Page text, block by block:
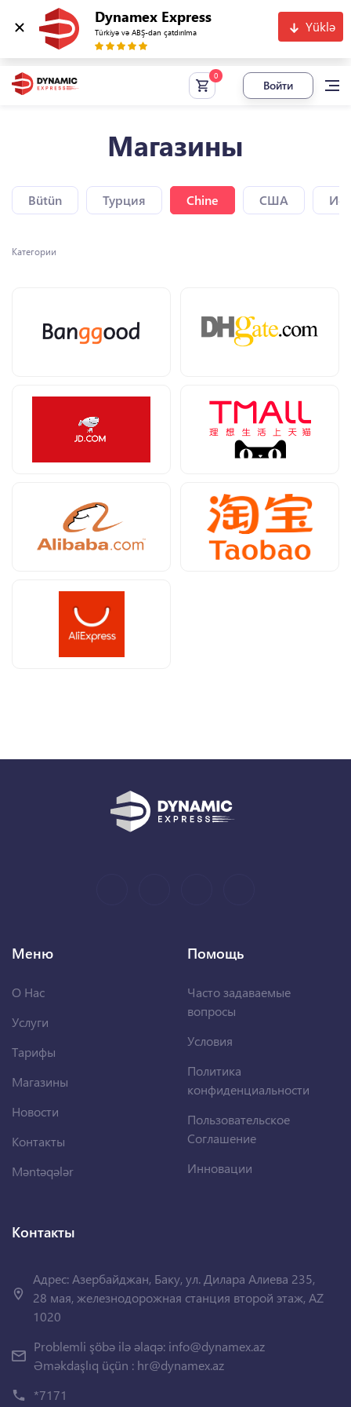
Dynamex Express
Türkiyə və ABŞ-dan çatdırılma Yüklə
Войти
Магазины
Bütün Турция Chine США
Категории
Меню
О Нас
Услуги
Тарифы
Магазины
Новости
Контакты
Məntəqələr
Помощь
Часто задаваемые
вопросы
Условия
Политика
конфиденциальности
Пользовательское
Соглашение
Инновации
Контакты
Адрес: Азербайджан, Баку, ул. Дилара Алиева 235,
28 мая, железнодорожная станция второй этаж, AZ
1020
Problemli şöbə ilə əlaqə: info@dynamex.az
Əməkdaşlıq üçün : hr@dynamex.az
*7171